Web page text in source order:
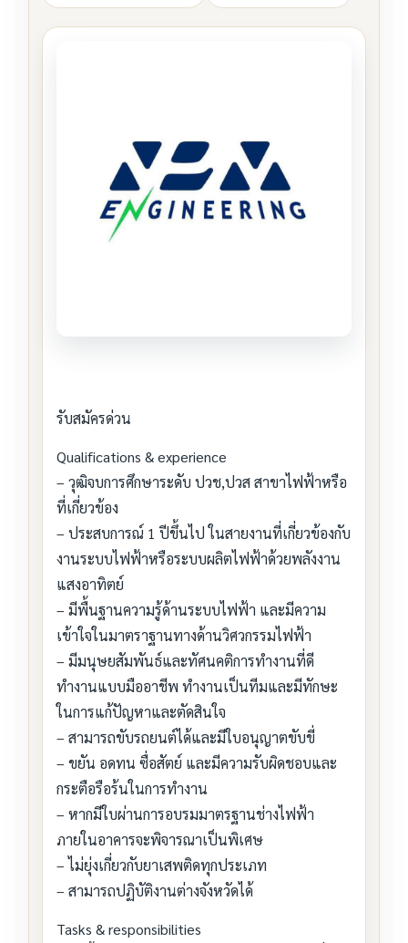
รับสมัครด่วน
Qualifications & experience
– วุฒิจบการศึกษาระดับ ปวช,ปวส สาขาไฟฟ้าหรือ
ที่เกี่ยวข้อง
– ประสบการณ์ 1 ปีขึ้นไป ในสายงานที่เกี่ยวข้องกับ
งานระบบไฟฟ้าหรือระบบผลิตไฟฟ้าด้วยพลังงาน
แสงอาทิตย์
– มีพื้นฐานความรู้ด้านระบบไฟฟ้า และมีความ
เข้าใจในมาตราฐานทางด้านวิศวกรรมไฟฟ้า
– มีมนุษยสัมพันธ์และทัศนคติการทำงานที่ดี
ทำงานแบบมืออาชีพ ทำงานเป็นทีมและมีทักษะ
ในการแก้ปัญหาและตัดสินใจ
– สามารถขับรถยนต์ได้และมีใบอนุญาตขับขี่
– ขยัน อดทน ซื่อสัตย์ และมีความรับผิดชอบและ
กระตือรือร้นในการทำงาน
– หากมีใบผ่านการอบรมมาตรฐานช่างไฟฟ้า
ภายในอาคารจะพิจารณาเป็นพิเศษ
– ไม่ยุ่งเกี่ยวกับยาเสพติดทุกประเภท
– สามารถปฏิบัติงานต่างจังหวัดได้
Tasks & responsibilities